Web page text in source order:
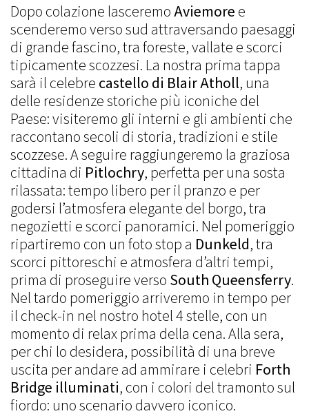
Dopo colazione lasceremoAviemoree
scenderemo verso sud attraversando paesaggi
di grande fascino, tra foreste, vallate e scorci
tipicamente scozzesi. La nostra prima tappa
sarà il celebrecastello di Blair Atholl, una
delle residenze storiche più iconiche del
Paese: visiteremo gli interni e gli ambienti che
raccontano secoli di storia, tradizioni e stile
scozzese. A seguire raggiungeremo la graziosa
cittadina di Pitlochry, perfetta per una sosta
rilassata: tempo libero per il pranzo e per
godersi l’atmosfera elegante del borgo, tra
negozietti e scorci panoramici. Nel pomeriggio
ripartiremo con un foto stop a Dunkeld, tra
scorci pittoreschi e atmosfera d’altri tempi,
prima di proseguire versoSouth Queensferry.
Nel tardo pomeriggio arriveremo in tempo per
il check-in nel nostro hotel 4 stelle, con un
momento di relax prima della cena. Alla sera,
per chi lo desidera, possibilità di una breve
uscita per andare ad ammirare i celebri Forth
Bridge illuminati, con i colori del tramonto sul
fiordo: uno scenario davvero iconico.